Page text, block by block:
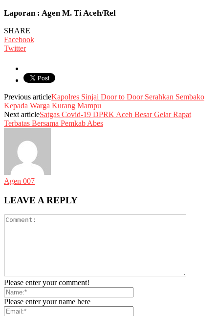
Laporan : Agen M. Ti Aceh/Rel
SHARE
Facebook
Twitter
Previous articleKapolres Sinjai Door to Door Serahkan Sembako
Kepada Warga Kurang Mampu
Next articleSatgas Covid-19 DPRK Aceh Besar Gelar Rapat
Terbatas Bersama Pemkab Abes
Agen 007
LEAVE A REPLY
Please enter your comment!
Please enter your name here